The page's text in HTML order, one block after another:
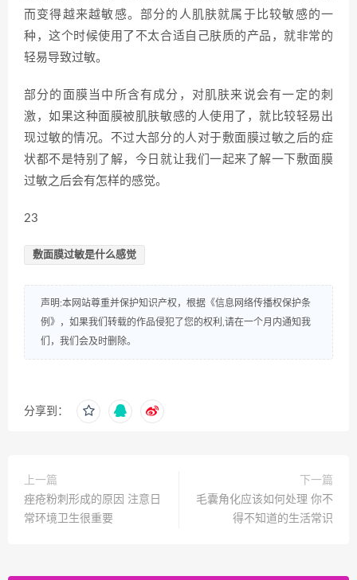
而变得越来越敏感。部分的人肌肤就属于比较敏感的一
种，这个时候使用了不太合适自己肤质的产品，就非常的
轻易导致过敏。
部分的面膜当中所含有成分，对肌肤来说会有一定的刺
激，如果这种面膜被肌肤敏感的人使用了，就比较轻易出
现过敏的情况。不过大部分的人对于敷面膜过敏之后的症
状都不是特别了解，今日就让我们一起来了解一下敷面膜
过敏之后会有怎样的感觉。
23
敷面膜过敏是什么感觉
声明:本网站尊重并保护知识产权，根据《信息网络传播权保护条
例》，如果我们转载的作品侵犯了您的权利,请在一个月内通知我
们，我们会及时删除。
分享到：
上一篇
痤疮粉刺形成的原因 注意日
常环境卫生很重要
下一篇
毛囊角化应该如何处理 你不
得不知道的生活常识